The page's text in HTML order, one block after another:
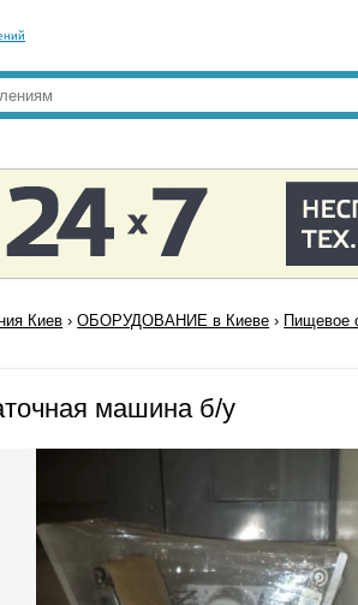
Киев ›ОБОРУДОВАНИЕ в Киеве › Пищевое
машина б/у